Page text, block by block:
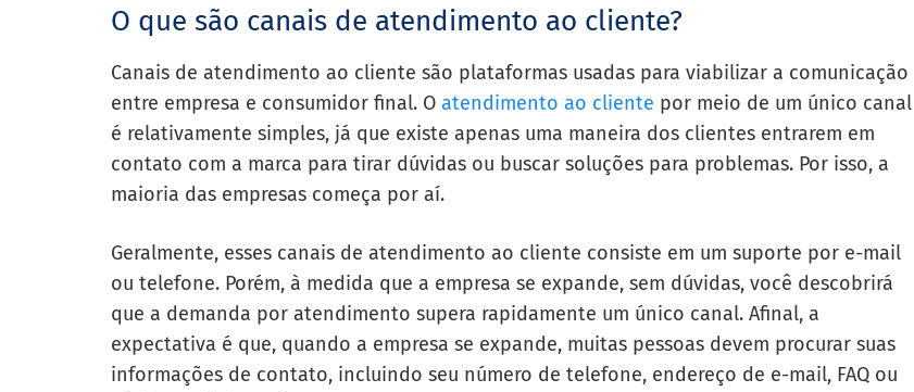
O que são canais de atendimento ao cliente?
Canais de atendimento ao cliente são plataformas usadas para viabilizar a comunicação
entre empresa e consumidor final. O atendimento ao cliente por meio de um único canal
é relativamente simples, já que existe apenas uma maneira dos clientes entrarem em
contato com a marca para tirar dúvidas ou buscar soluções para problemas. Por isso, a
maioria das empresas começa por aí.
Geralmente, esses canais de atendimento ao cliente consiste em um suporte por e-mail
ou telefone. Porém, à medida que a empresa se expande, sem dúvidas, você descobrirá
que a demanda por atendimento supera rapidamente um único canal. Afinal, a
expectativa é que, quando a empresa se expande, muitas pessoas devem procurar suas
informações de contato, incluindo seu número de telefone, endereço de e-mail, FAQ ou